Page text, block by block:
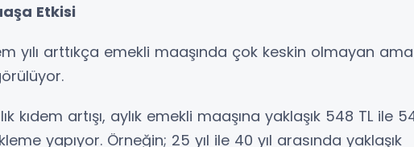
Etkisi
yılı arttıkça emekli maaşında çok keskin olmayan ama
kıdem artışı, aylık emekli maaşına yaklaşık 548 TL ile
yapıyor. Örneğin; 25 yıl ile 40 yıl arasında yaklaşık